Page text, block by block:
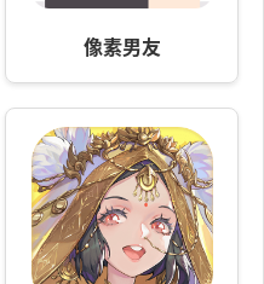
像素男友